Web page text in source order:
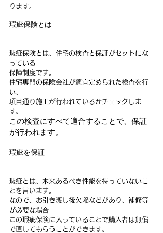
ります。
瑕疵保険とは
瑕疵保険とは、住宅の検査と保証がセットにな
っている
保障制度です。
住宅専門の保険会社が適宜定められた検査を行
い、
項目通り施工が行われているかチェックしま
す。
この検査にすべて適合することで、保証
が行われます。
瑕疵を保証
瑕疵とは、本来あるべき性能を持っていないこ
とを言います。
なので、お引き渡し後欠陥などがあり、補修等
が必要な場合
この瑕疵保険に入っていることで購入者は無償
で直してもらうことができます。